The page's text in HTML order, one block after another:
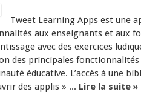
Tweet Learning Apps est une
aux enseignants et aux
avec des exercices
des principales
éducative. L’accès à une
des applis » ... Lire la suite »